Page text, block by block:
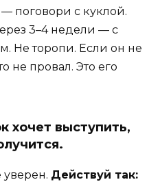
поговори с куклой.
3–4 недели — с
Не торопи. Если он не
не провал. Это его
хочет выступить,
Действуй так: